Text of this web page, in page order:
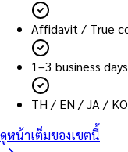
Affidavit / True
1–3 business days
TH / EN / JA /
ดูหน้าเต็มของเขตนี้